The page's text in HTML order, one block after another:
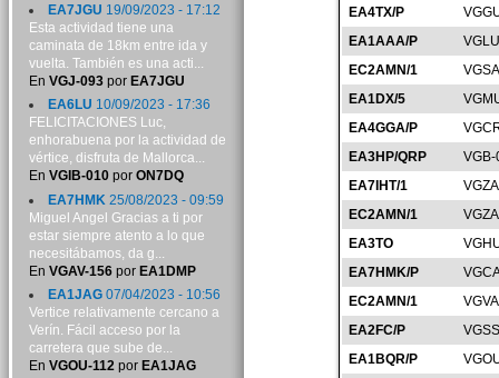
EA4TX/P
EA1AAA/P
EC2AMN/1
EA1DX/5
EA4GGA/P
EA3HP/QRP
EA7IHT/1
EC2AMN/1
EA3TO
EA7HMK/P
EC2AMN/1
EA2FC/P
EA1BQR/P
EA7JGU 19/09/2023 - 17:12
Esta actividad tiene una
caminata de 18km entre ida y
vuelta. También es una acti...
En VGJ-093por EA7JGU
EA6LU 10/09/2023 - 17:36
FELICITACIONES Luc,
enhorabuena por la actividad de
vértice, disfruta de Mallorca...
En VGIB-010por ON7DQ
EA7HMK 25/08/2023 - 09:59
Miguel Angel Gracias a ti por
estar siempre atento a lo que
necesitábamos, da g...
En VGAV-156por EA1DMP
EA1JAG07/04/2023 - 10:56
Vertice relativamente cercano a
Verín. Fácil acceso por la
carretera que sube de...
En VGOU-112por EA1JAG